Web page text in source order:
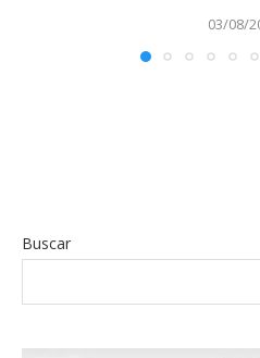
03/08/
Buscar